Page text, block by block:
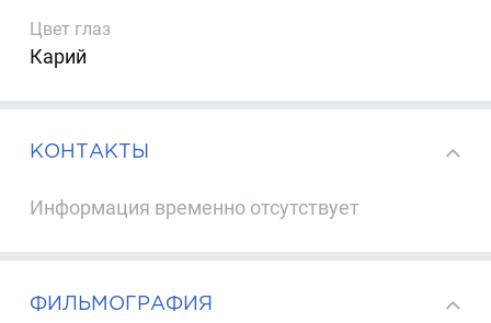
Цвет глаз
Карий
КОНТАКТЫ
Информация временно отсутствует
ФИЛЬМОГРАФИЯ